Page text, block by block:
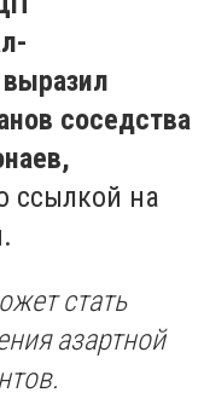
соседства
ссылкой на
стать
азартной